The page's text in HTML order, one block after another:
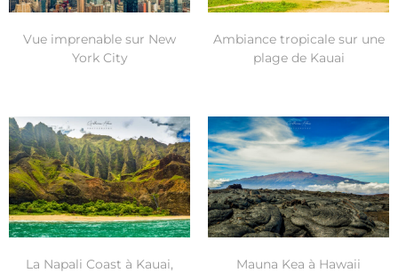
Vue imprenable sur New
York City
Ambiance tropicale sur une
plage de Kauai
La Napali Coast à Kauai,
Mauna Kea à Hawaii